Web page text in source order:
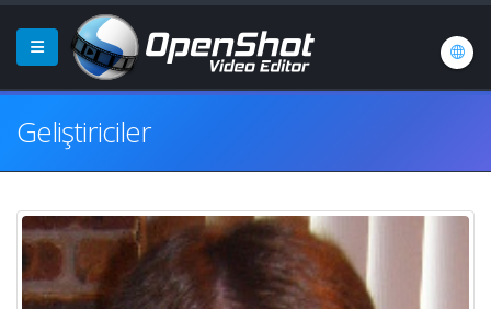
Geliştiriciler